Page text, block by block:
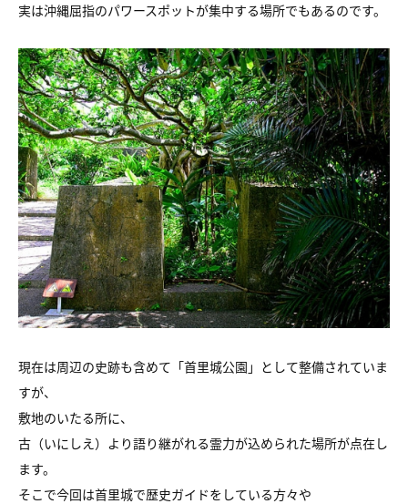
実は沖縄屈指のパワースポットが集中する場所でもあるのです。
現在は周辺の史跡も含めて「首里城公園」として整備されていま
すが、
敷地のいたる所に、
古（いにしえ）より語り継がれる霊力が込められた場所が点在し
ます。
そこで今回は首里城で歴史ガイドをしている方々や